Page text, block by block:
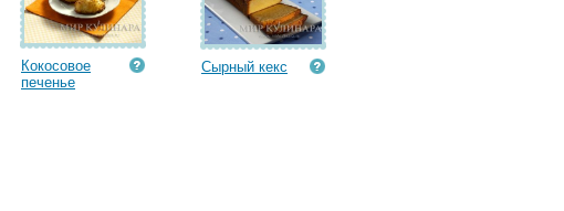
Кокосовое
печенье
Сырный кекс